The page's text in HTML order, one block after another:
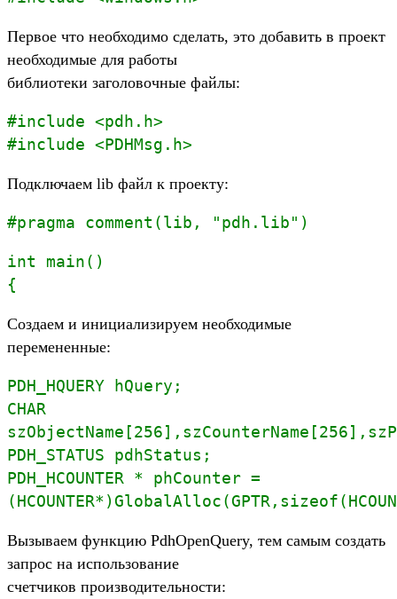
Первое что необходимо сделать, это добавить в проект
необходимые для работы
библиотеки заголовочные файлы:
#include <pdh.h>
#include <PDHMsg.h>
Подключаем lib файл к проекту:
#pragma comment(lib, "pdh.lib")
int main()
{
Создаем и инициализируем необходимые
перемененные:
PDH_HQUERY hQuery;
CHAR
PDH_STATUS pdhStatus;
PDH_HCOUNTER * phCounter =
Вызываем функцию PdhOpenQuery, тем самым создать
запрос на использование
счетчиков производительности: